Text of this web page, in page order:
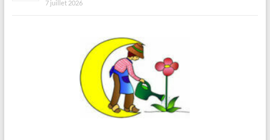
7 juillet 2026